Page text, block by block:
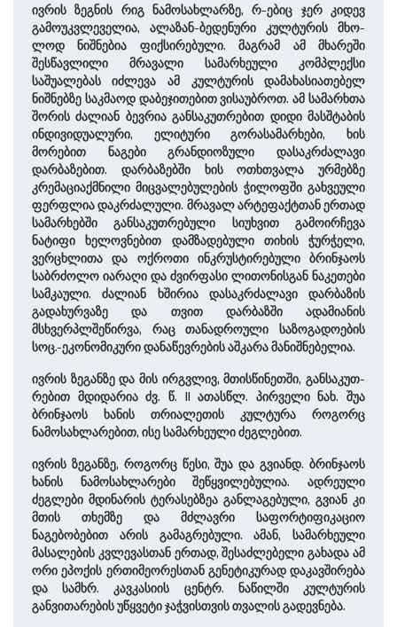
ივრის ზეგნის რიგ ნამოსახლარზე, რ-ებიც ჯერ კიდევ
გამოუკვლეველია, ალაზან-ბედენური კულტურის მხო­
ლოდ ნიშნებია ფიქსირებული. მაგრამ ამ მხა­რეში
შესწავლილი მრა­ვა­ლი სამარხეული კომპ­ლექ­სი
საშუალებას იძლევა ამ კულტურის დამახასიათებელ
ნიშნებზე საკმაოდ დაბეჯითებით ვისაუბროთ. ამ სამარხთა
შორის ძალიან ბევრია განსაკუთრებით დიდი მასშტაბის
ინ­დი­ვი­დუ­ა­ლური, ელიტური გორასამარხები, ხის
მორებით ნაგები გრანდიოზული დასაკრძალავი
დარბაზებით. დარბაზებში ხის ოთხთვალა ურმებზე
კრემაციაქმნილი მიცვალებულების ჭილოფში გახვეული
ფერფლია დაკრძალული. მრავალ არტეფაქტთან ერთად
სამარხებში განსაკუთრებული სიუხვით გამოირჩევა
ნატიფი ხელოვნებით დამზადებული თი­ხის ჭურჭელი,
ვერცხლითა და ოქროთი ინკრუსტირებული ბრინჯაოს
საბრძოლო იარაღი და ძვირფასი ლითონისგან ნაკეთები
სამკაული. ძალიან ხშირია დასაკრძალავი დარბაზის
გადახურვაზე და თვით დარ­ბაზში ადამიანის
მსხვერპლშეწირვა, რაც თანადროული საზოგადოების
სოც.-ეკონომიკური დანაწევრების აშკარა მანიშნებელია.
ივრის ზეგანზე და მის ირგვლივ, მთისწინეთში, განსაკუთ­
რებით მდიდარია ძვ. წ. II ­ათასწლ. პირველი ნახ. შუა
ბრინჯაოს ხანის თრიალეთის კულტუ­რა როგორც
ნამოსახლარებით, ისე სამარხეული ძეგლებით.
ივრის ზეგანზე, როგორც წესი, შუა და გვიანდ. ბრინჯაოს
ხანის ნამოსახლარები შეწყვილებულია. ადრეული
ძეგლები მდინარის ტერა­სებზეა განლაგებული, გვიან კი
მთის თხემზე და ­მძლავრი საფორტიფიკაციო
ნაგებობებით არის გამაგრებული. ამან, სამარხეული
მასალების კვლე­ვასთან ერთად, შესაძლებელი გახადა ამ
ორი ეპოქის ერთიმეორესთან გენეტიკურად დაკავშირება
და სამხრ. კავკასიის ­ცენტრ. ნაწილში კულტურის
განვითარების უწყვეტი ჯაჭვისთვის თვალის გადევნება.